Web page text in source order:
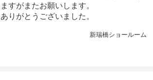
ますがまたお願いします。
ありがとうございました。
新瑞橋ショールーム